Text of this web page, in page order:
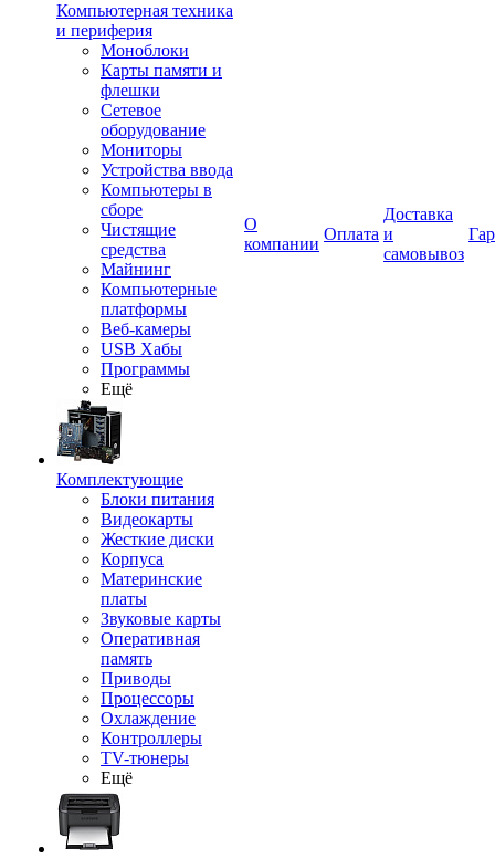
Компьютерная техника
и периферия
Моноблоки
Карты памяти и
флешки
Сетевое
оборудование
Мониторы
Устройства ввода
Компьютеры в
сборе
Чистящие
средства
Майнинг
Компьютерные
платформы
Веб-камеры
USB Хабы
Программы
Ещё
Комплектующие
Блоки питания
Видеокарты
Жесткие диски
Корпуса
Материнские
платы
Звуковые карты
Оперативная
память
Приводы
Процессоры
Охлаждение
Контроллеры
TV-тюнеры
Ещё
О
компании
Оплата
Доставка
и
самовывоз